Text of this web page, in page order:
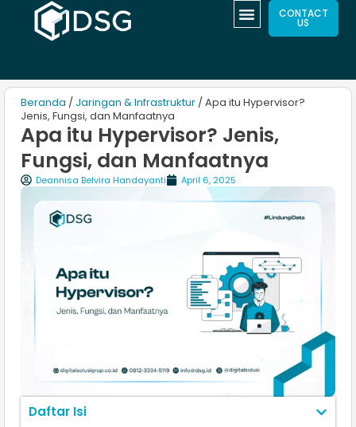
CONTACT
US
Beranda / Jaringan & Infrastruktur / Apa itu Hypervisor?
Jenis, Fungsi, dan Manfaatnya
Apa itu Hypervisor? Jenis,
Fungsi, dan Manfaatnya
Deannisa Belvira Handayanti April 6, 2025
Daftar Isi